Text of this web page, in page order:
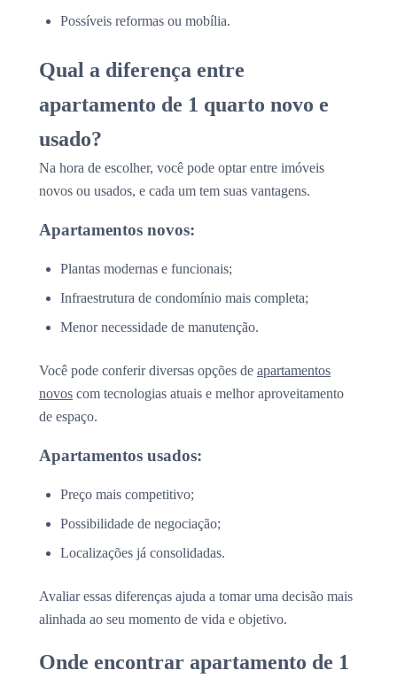
Possíveis reformas ou mobília.
Qual a diferença entre
apartamento de 1 quarto novo e
usado?
Na hora de escolher, você pode optar entre imóveis
novos ou usados, e cada um tem suas vantagens.
Apartamentos novos:
Plantas modernas e funcionais;
Infraestrutura de condomínio mais completa;
Menor necessidade de manutenção.
Você pode conferir diversas opções de apartamentos
novos com tecnologias atuais e melhor aproveitamento
de espaço.
Apartamentos usados:
Preço mais competitivo;
Possibilidade de negociação;
Localizações já consolidadas.
Avaliar essas diferenças ajuda a tomar uma decisão mais
alinhada ao seu momento de vida e objetivo.
Onde encontrar apartamento de 1